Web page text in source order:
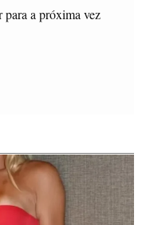
para a próxima vez